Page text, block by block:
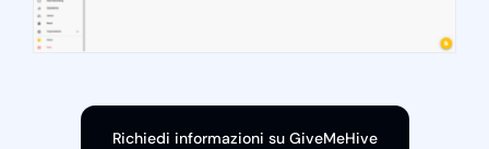
Richiedi informazioni su GiveMeHive